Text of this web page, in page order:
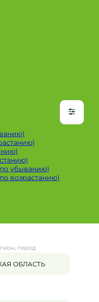
убыванию)
возрастанию)
город
ОБЛАСТЬ